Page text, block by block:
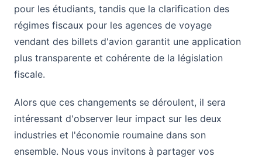
pour les étudiants, tandis que la clarification des
régimes fiscaux pour les agences de voyage
vendant des billets d'avion garantit une application
plus transparente et cohérente de la législation
fiscale.
Alors que ces changements se déroulent, il sera
intéressant d'observer leur impact sur les deux
industries et l'économie roumaine dans son
ensemble. Nous vous invitons à partager vos